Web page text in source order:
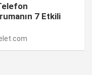
7 Etkili